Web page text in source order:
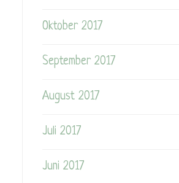
Oktober 2017
September 2017
August 2017
Juli 2017
Juni 2017